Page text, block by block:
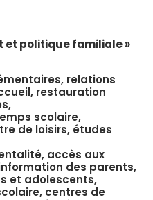
et politique familiale »
relations
restauration
scolaire,
de loisirs, études
accès aux
des parents,
et adolescents,
centres de